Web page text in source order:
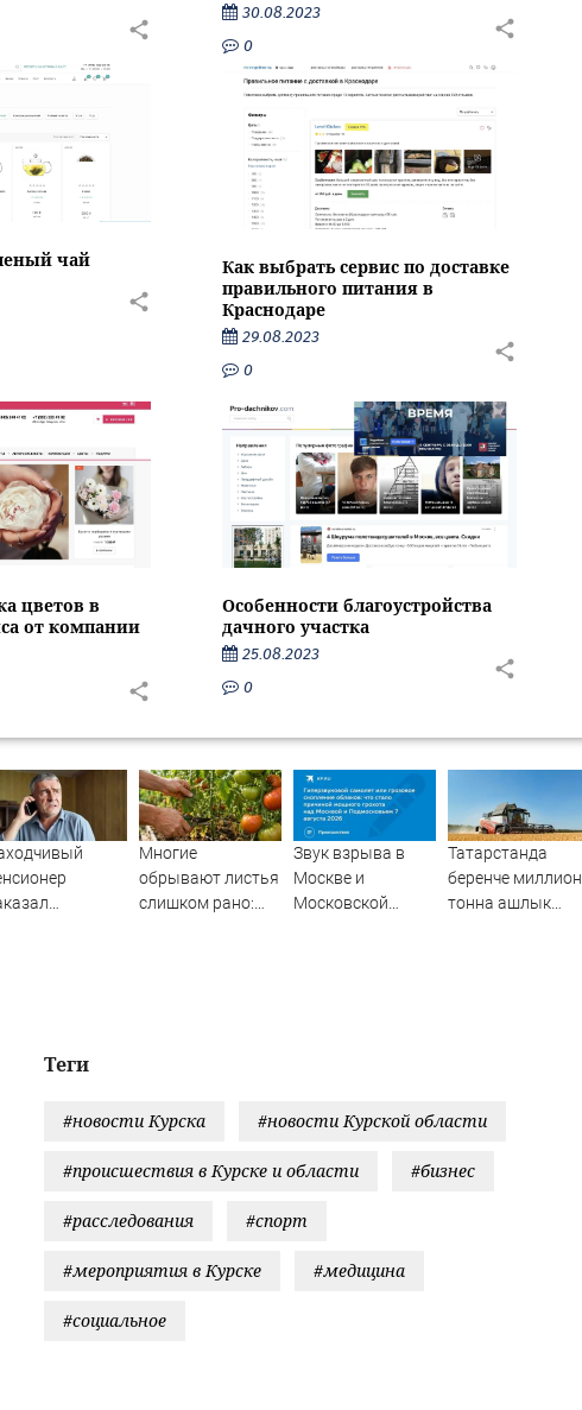
30.08.2023
0
чай
Как выбрать сервис по доставке
правильного питания в
Краснодаре
29.08.2023
0
цветов в
от компании
Особенности благоустройства
дачного участка
25.08.2023
0
Многие
обрывают листья
слишком рано:
Звук взрыва в
Москве и
Московской
Татарстанда
беренче миллион
тонна ашлык
Теги
#новости Курска #новости Курской области
#происшествия в Курске и области #бизнес
#расследования #спорт
#мероприятия в Курске #медицина
#социальное